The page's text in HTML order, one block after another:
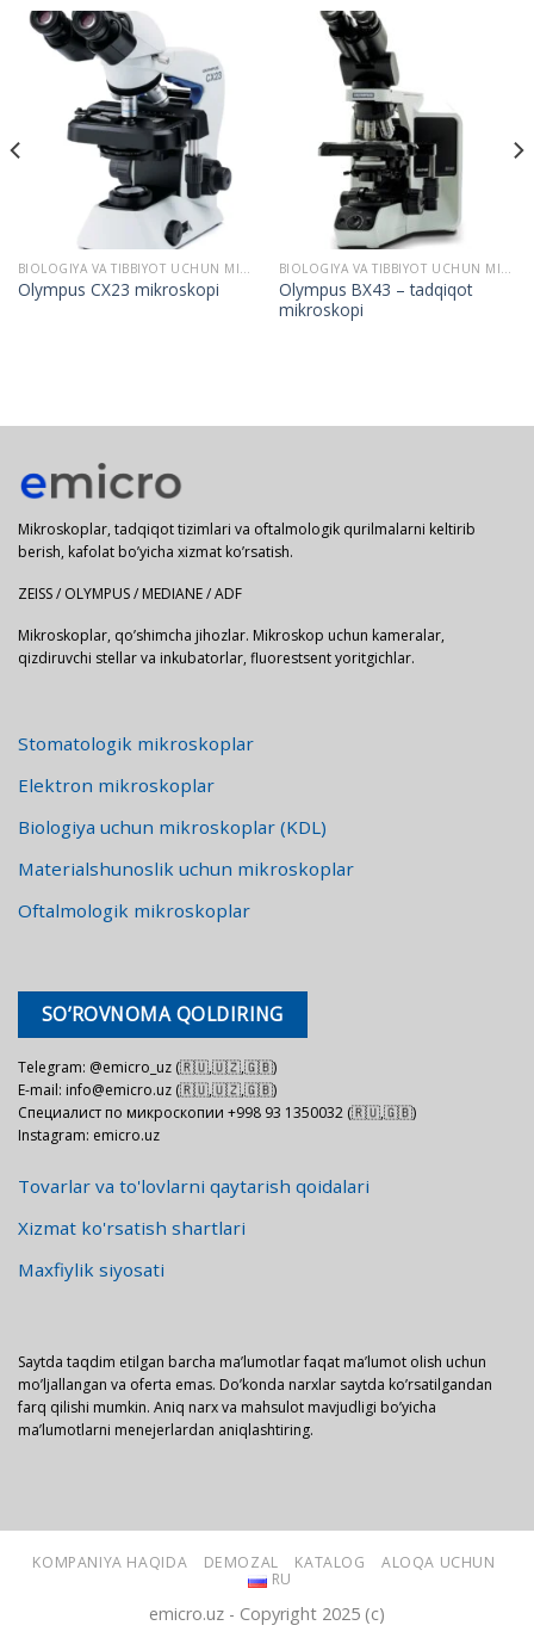
BIOLOGIYA VA TIBBIYOT UCHUN MIKROSKOPLAR
Olympus CX23 mikroskopi
BIOLOGIYA VA TIBBIYOT UCHUN MIKROSKOPLAR
Olympus BX43 – tadqiqot
mikroskopi
Mikroskoplar, tadqiqot tizimlari va oftalmologik qurilmalarni keltirib
berish, kafolat bo’yicha xizmat ko’rsatish.
ZEISS / OLYMPUS / MEDIANE / ADF
Mikroskoplar, qo’shimcha jihozlar. Mikroskop uchun kameralar,
qizdiruvchi stellar va inkubatorlar, fluorestsent yoritgichlar.
Stomatologik mikroskoplar
Elektron mikroskoplar
Biologiya uchun mikroskoplar (KDL)
Materialshunoslik uchun mikroskoplar
Oftalmologik mikroskoplar
SO’ROVNOMA QOLDIRING
Telegram: @emicro_uz (🇷🇺,🇺🇿,🇬🇧)
E-mail: info@emicro.uz (🇷🇺,🇺🇿,🇬🇧)
Специалист по микроскопии +998 93 1350032 (🇷🇺,🇬🇧)
Instagram: emicro.uz
Tovarlar va to'lovlarni qaytarish qoidalari
Xizmat ko'rsatish shartlari
Maxfiylik siyosati
Saytda taqdim etilgan barcha ma’lumotlar faqat ma’lumot olish uchun
mo’ljallangan va oferta emas. Do’konda narxlar saytda ko’rsatilgandan
farq qilishi mumkin. Aniq narx va mahsulot mavjudligi bo’yicha
ma’lumotlarni menejerlardan aniqlashtiring.
KOMPANIYA HAQIDA DEMOZAL KATALOG
ALOQA UCHUN
RU
emicro.uz - Copyright 2025 (c)